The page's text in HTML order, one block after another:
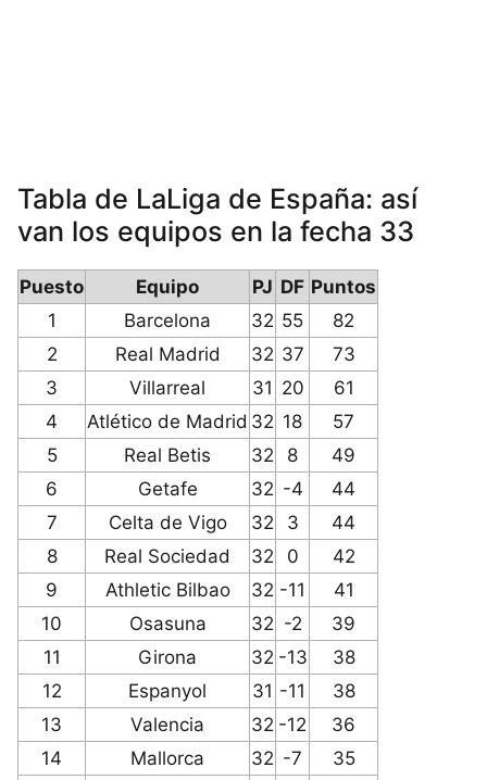
Tabla de LaLiga de España: así
van los equipos en la fecha 33
Puesto Equipo PJ DF Puntos
1
Barcelona 32 55
82
2
Real Madrid 32 37
73
3
Villarreal 31 20
61
4
Atlético de Madrid 32 18
57
5
Real Betis 32 8
49
6
Getafe 32 -4
44
7
Celta de Vigo 32 3
44
8
Real Sociedad 32 0
42
9
Athletic Bilbao 32 -11
41
10
Osasuna 32 -2
39
11
Girona 32 -13
38
12
Espanyol 31 -11
38
13
Valencia 32 -12
36
14
Mallorca 32 -7
35